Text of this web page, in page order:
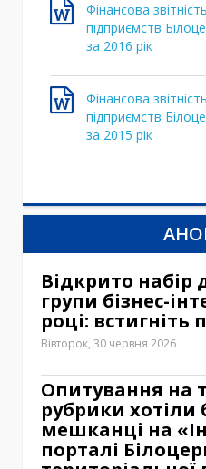
Фінансова
підприємств
за 2016 рік
Фінансова
підприємств
за 2015 рік
Відкрито набір
групи бізнес-
році: встигніть
Вівторок, 30 червня 2026
Опитування на
рубрики хотіли
мешканці на
порталі